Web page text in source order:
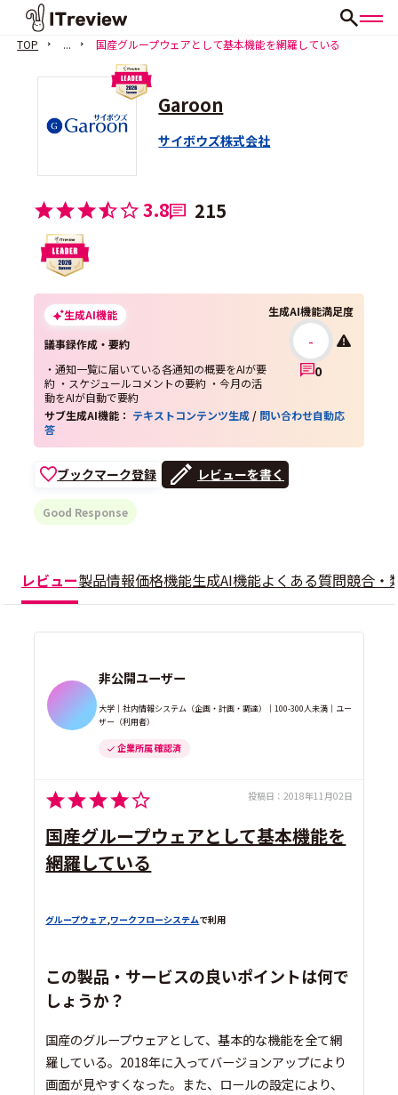
TOP ... 国産グループウェアとして基本機能を網羅している
Garoon
サイボウズ株式会社
3.8 215
生成AI機能
議事録作成・要約
・通知一覧に届いている各通知の概要をAIが要
約 ・スケジュールコメントの要約 ・今月の活
動をAIが自動で要約
生成AI機能満足度
-
0
サブ生成AI機能： テキストコンテンツ生成 / 問い合わせ自動応
答
ブックマーク登録 レビューを書く
Good Response
レビュー製品情報価格機能生成AI機能よくある質問競合・
非公開ユーザー
大学｜社内情報システム（企画・計画・調達）｜100-300人未満｜ユー
ザー（利用者）
企業所属 確認済
投稿日： 2018年11月02日
国産グループウェアとして基本機能を
網羅している
グループウェア,ワークフローシステムで利用
この製品・サービスの良いポイントは何で
しょうか？
国産のグループウェアとして、基本的な機能を全て網
羅している。2018年に入ってバージョンアップにより
画面が見やすくなった。また、ロールの設定により、